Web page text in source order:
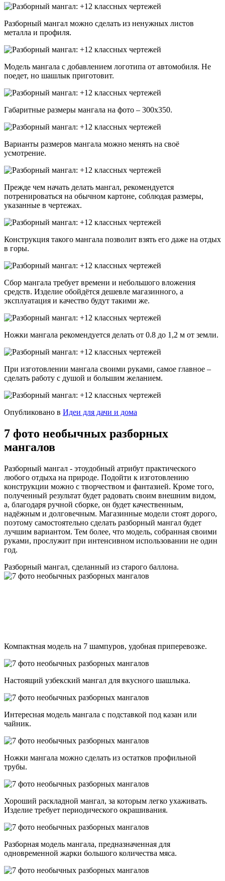
Разборный мангал можно сделать из ненужных листов
металла и профиля.
Модель мангала с добавлением логотипа от автомобиля. Не
поедет, но шашлык приготовит.
Габаритные размеры мангала на фото – 300х350.
Варианты размеров мангала можно менять на своё
усмотрение.
Прежде чем начать делать мангал, рекомендуется
потренироваться на обычном картоне, соблюдая размеры,
указанные в чертежах.
Конструкция такого мангала позволит взять его даже на отдых
в горы.
Сбор мангала требует времени и небольшого вложения
средств. Изделие обойдётся дешевле магазинного, а
эксплуатация и качество будут такими же.
Ножки мангала рекомендуется делать от 0.8 до 1,2 м от земли.
При изготовлении мангала своими руками, самое главное –
сделать работу с душой и большим желанием.
Опубликовано в Идеи для дачи и дома
7 фото необычных разборных
мангалов
Разборный мангал - этоудобный атрибут практического
любого отдыха на природе. Подойти к изготовлению
конструкции можно с творчеством и фантазией. Кроме того,
полученный результат будет радовать своим внешним видом,
а, благодаря ручной сборке, он будет качественным,
надёжным и долговечным. Магазинные модели стоят дорого,
поэтому самостоятельно сделать разборный мангал будет
лучшим вариантом. Тем более, что модель, собранная своими
руками, прослужит при интенсивном использовании не один
год.
Разборный мангал, сделанный из старого баллона.
Компактная модель на 7 шампуров, удобная приперевозке.
Настоящий узбекский мангал для вкусного шашлыка.
Интересная модель мангала с подставкой под казан или
чайник.
Ножки мангала можно сделать из остатков профильной
трубы.
Хороший раскладной мангал, за которым легко ухаживать.
Изделие требует периодического окрашивания.
Разборная модель мангала, предназначенная для
одновременной жарки большого количества мяса.